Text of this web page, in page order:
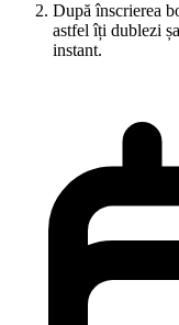
După înscrierea
astfel îți dublezi
instant.